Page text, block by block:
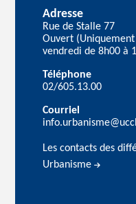
Adresse
Rue de Stalle 77
Ouvert
vendredi de 8h00 à
Téléphone
02/605.13.00
Courriel
Les contacts des
Urbanisme